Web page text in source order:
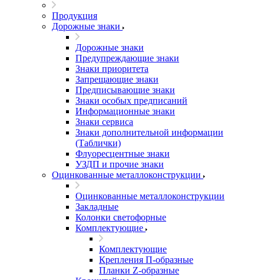
Продукция
Дорожные знаки
Дорожные знаки
Предупреждающие знаки
Знаки приоритета
Запрещающие знаки
Предписывающие знаки
Знаки особых предписаний
Информационные знаки
Знаки сервиса
Знаки дополнительной информации
(Таблички)
Флуоресцентные знаки
УЗДП и прочие знаки
Оцинкованные металлоконструкции
Оцинкованные металлоконструкции
Закладные
Колонки светофорные
Комплектующие
Комплектующие
Крепления П-образные
Планки Z-образные